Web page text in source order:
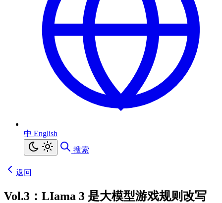
中 English
搜索
返回
Vol.3：LIama 3 是大模型游戏规则改写